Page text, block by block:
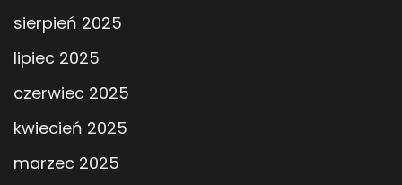
sierpień 2025
lipiec 2025
czerwiec 2025
kwiecień 2025
marzec 2025